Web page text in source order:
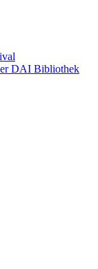
DAI Bibliothek